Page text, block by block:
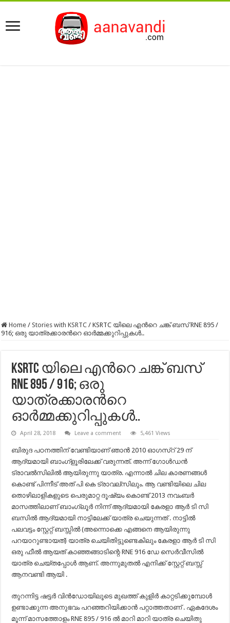
Home / Stories with KSRTC / KSRTC യിലെ എന്‍റെ ചങ്ക് ബസ് RNE 895 /
916; ഒരു യാത്രക്കാരന്‍റെ ഓര്‍മ്മക്കുറിപ്പുകള്‍..
KSRTC യിലെ എന്‍റെ ചങ്ക് ബസ്
RNE 895 / 916; ഒരു
യാത്രക്കാരന്‍റെ
ഓര്‍മ്മക്കുറിപ്പുകള്‍..
April 28, 2018 Leave a comment 5,461 Views
ബിരുദ പഠനത്തിന് വേണ്ടിയാണ് ഞാൻ 2010 ഓഗസ്റ് 29 ന്
ആദ്യമായി ബാംഗ്ളൂരിലേക്ക് വരുന്നത്. അന്ന് ഗോൾഡൻ
ട്രാവൽസിലിൽ ആയിരുന്നു യാത്ര. എന്നാൽ ചില കാരണങ്ങൾ
കൊണ്ട് പിന്നീട് അത്‌ പി കെ ട്രാവല്സിലും. ആ വണ്ടിയിലെ ചില
തൊഴിലാളികളുടെ പെരുമാറ്റ ദൂഷ്യം കൊണ്ട് 2013 നവംബർ
മാസത്തിലാണ് ബാംഗ്ലൂർ നിന്ന് ആദ്യമായി കേരളാ ആർ ടി സി
ബസിൽ ആദ്യമായി നാട്ടിലേക്ക് യാത്ര ചെയുന്നത് . നാട്ടിൽ
പലവട്ടം സ്റ്റേറ്റ് ബസ്സിൽ (അന്നൊക്കെ എങ്ങനെ ആയിരുന്നു
പറയാറുണ്ടായത്) യാത്ര ചെയിതിട്ടുണ്ടെകിലും കേരളാ ആർ ടി സി
ഒരു ഫീൽ ആയത് കാഞ്ഞങ്ങാടിന്റെ RNE 916 ഡേ സെർവീസിൽ
യാത്ര ചെയ്തപ്പോൾ ആണ്. അന്നുമുതൽ എനിക്ക് സ്റ്റേറ്റ് ബസ്സ്
ആനവണ്ടി ആയി .
തുറന്നിട്ട ഷട്ടർ വിൻഡോയിലൂടെ മുഖത്ത് കുളിർ കാറ്റടിക്കുമ്പോൾ
ഉണ്ടാക്കുന്ന അനുഭവം പറഞ്ഞറിയിക്കാൻ പറ്റാത്തതാണ് . ഏകദേശം
മൂന്ന് മാസത്തോളം RNE 895 / 916 ൽ മാറി മാറി യാത്ര ചെയിതു